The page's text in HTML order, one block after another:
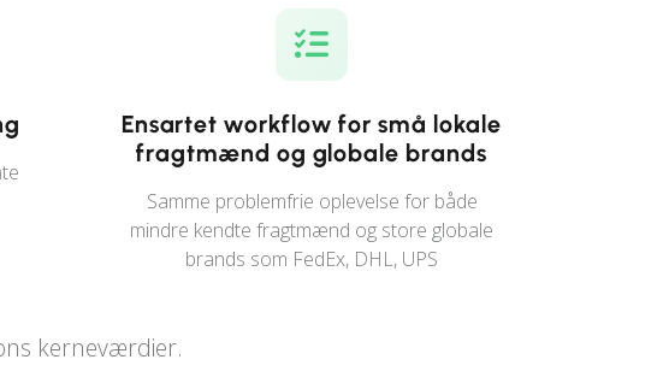
Ensartet workflow for små lokale
fragtmænd og globale brands
Samme problemfrie oplevelse for både
mindre kendte fragtmænd og store globale
brands som FedEx, DHL, UPS
kerneværdier.